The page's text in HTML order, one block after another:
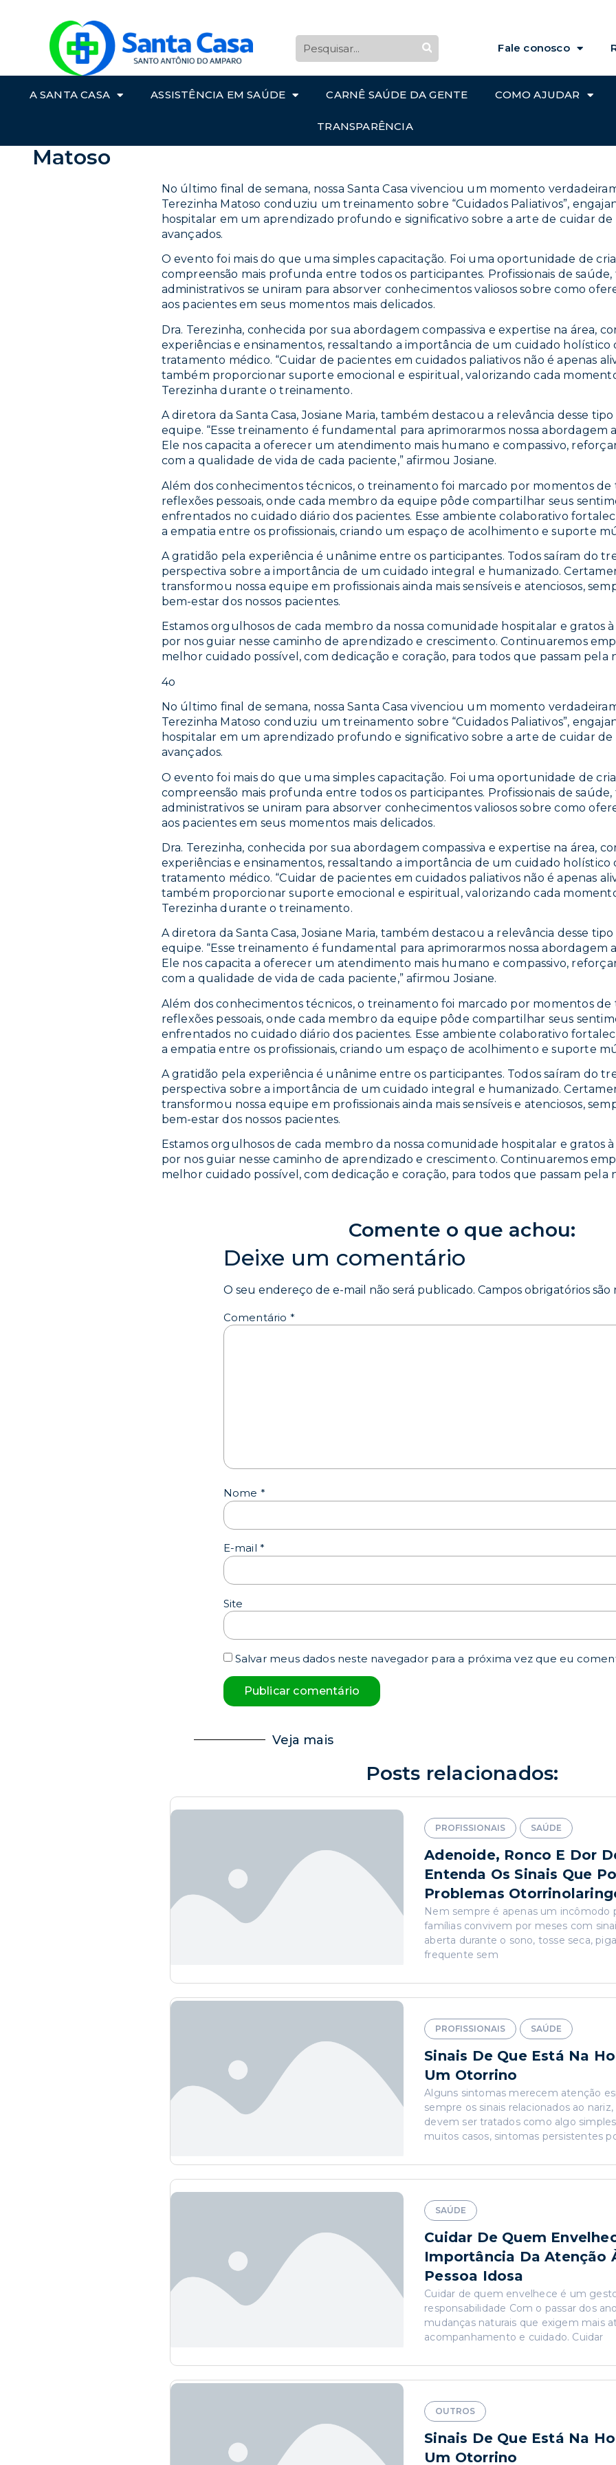
Fale conosco
A SANTA CASA ASSISTÊNCIA EM SAÚDE CARNÊ SAÚDE DA GENTE COMO AJUDAR
TRANSPARÊNCIA
Santacasa
Santa Casa realiza treinamento de Cuidados
Matoso
No último final de semana, nossa Santa Casa vivenciou um momento
Terezinha Matoso conduziu um treinamento sobre “Cuidados Paliativos”,
hospitalar em um aprendizado profundo e significativo sobre a arte de cuidar de
avançados.
O evento foi mais do que uma simples capacitação. Foi uma oportunidade de
compreensão mais profunda entre todos os participantes. Profissionais de
administrativos se uniram para absorver conhecimentos valiosos sobre como
aos pacientes em seus momentos mais delicados.
Dra. Terezinha, conhecida por sua abordagem compassiva e expertise na área,
experiências e ensinamentos, ressaltando a importância de um cuidado holístico
tratamento médico. “Cuidar de pacientes em cuidados paliativos não é apenas
também proporcionar suporte emocional e espiritual, valorizando cada
Terezinha durante o treinamento.
A diretora da Santa Casa, Josiane Maria, também destacou a relevância desse
equipe. “Esse treinamento é fundamental para aprimorarmos nossa abordagem
Ele nos capacita a oferecer um atendimento mais humano e compassivo,
com a qualidade de vida de cada paciente,” afirmou Josiane.
Além dos conhecimentos técnicos, o treinamento foi marcado por momentos de
reflexões pessoais, onde cada membro da equipe pôde compartilhar seus
enfrentados no cuidado diário dos pacientes. Esse ambiente colaborativo
a empatia entre os profissionais, criando um espaço de acolhimento e suporte
A gratidão pela experiência é unânime entre os participantes. Todos saíram do
perspectiva sobre a importância de um cuidado integral e humanizado.
transformou nossa equipe em profissionais ainda mais sensíveis e atenciosos,
bem-estar dos nossos pacientes.
Estamos orgulhosos de cada membro da nossa comunidade hospitalar e gratos
por nos guiar nesse caminho de aprendizado e crescimento. Continuaremos
melhor cuidado possível, com dedicação e coração, para todos que passam pela
4o
No último final de semana, nossa Santa Casa vivenciou um momento
Terezinha Matoso conduziu um treinamento sobre “Cuidados Paliativos”,
hospitalar em um aprendizado profundo e significativo sobre a arte de cuidar de
avançados.
O evento foi mais do que uma simples capacitação. Foi uma oportunidade de
compreensão mais profunda entre todos os participantes. Profissionais de
administrativos se uniram para absorver conhecimentos valiosos sobre como
aos pacientes em seus momentos mais delicados.
Dra. Terezinha, conhecida por sua abordagem compassiva e expertise na área,
experiências e ensinamentos, ressaltando a importância de um cuidado holístico
tratamento médico. “Cuidar de pacientes em cuidados paliativos não é apenas
também proporcionar suporte emocional e espiritual, valorizando cada
Terezinha durante o treinamento.
A diretora da Santa Casa, Josiane Maria, também destacou a relevância desse
equipe. “Esse treinamento é fundamental para aprimorarmos nossa abordagem
Ele nos capacita a oferecer um atendimento mais humano e compassivo,
com a qualidade de vida de cada paciente,” afirmou Josiane.
Além dos conhecimentos técnicos, o treinamento foi marcado por momentos de
reflexões pessoais, onde cada membro da equipe pôde compartilhar seus
enfrentados no cuidado diário dos pacientes. Esse ambiente colaborativo
a empatia entre os profissionais, criando um espaço de acolhimento e suporte
A gratidão pela experiência é unânime entre os participantes. Todos saíram do
perspectiva sobre a importância de um cuidado integral e humanizado.
transformou nossa equipe em profissionais ainda mais sensíveis e atenciosos,
bem-estar dos nossos pacientes.
Estamos orgulhosos de cada membro da nossa comunidade hospitalar e gratos
por nos guiar nesse caminho de aprendizado e crescimento. Continuaremos
melhor cuidado possível, com dedicação e coração, para todos que passam pela
Comente o que achou:
Deixe um comentário
O seu endereço de e-mail não será publicado. Campos obrigatórios
Comentário *
Nome *
E-mail *
Site
Salvar meus dados neste navegador para a próxima vez que eu
Veja mais
Posts relacionados:
PROFISSIONAIS SAÚDE
Adenoide, Ronco E Dor
Entenda Os Sinais Que
Problemas
Nem sempre é apenas um incômodo
famílias convivem por meses com
aberta durante o sono, tosse seca,
frequente sem
PROFISSIONAIS SAÚDE
Sinais De Que Está Na
Um Otorrino
Alguns sintomas merecem atenção
sempre os sinais relacionados ao
devem ser tratados como algo
muitos casos, sintomas persistentes
SAÚDE
Cuidar De Quem
Importância Da Atenção
Pessoa Idosa
Cuidar de quem envelhece é um
responsabilidade Com o passar dos
mudanças naturais que exigem mais
acompanhamento e cuidado. Cuidar
OUTROS
Sinais De Que Está Na
Um Otorrino